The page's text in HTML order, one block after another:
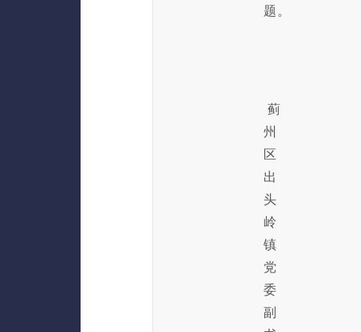
题。
蓟
州
区
出
头
岭
镇
党
委
副